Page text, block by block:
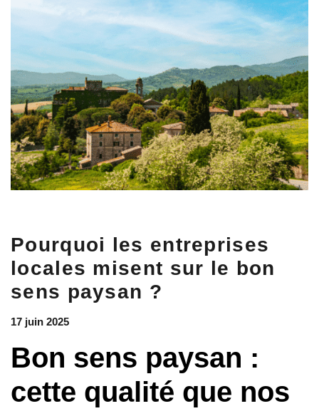
Pourquoi les entreprises
locales misent sur le bon
sens paysan ?
17 juin 2025
Bon sens paysan :
cette qualité que nos